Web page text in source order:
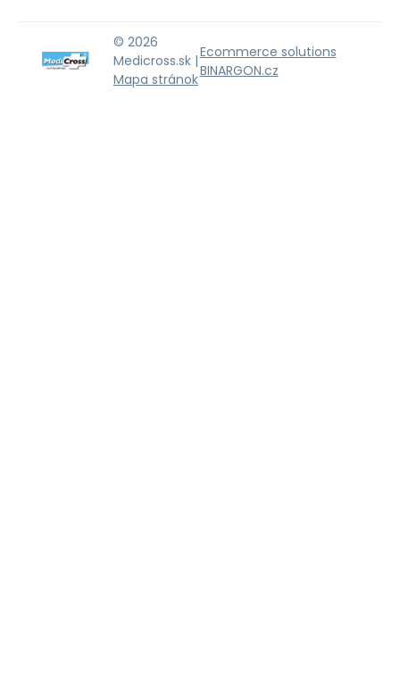
© 2026
Medicross.sk |
Mapa stránok
Ecommerce solutions
BINARGON.cz